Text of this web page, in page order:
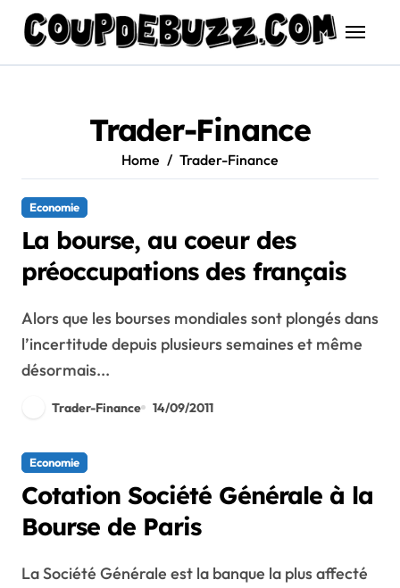
content
Trader-Finance
Home Trader-Finance
Economie
La bourse, au coeur des
préoccupations des français
Alors que les bourses mondiales sont plongés dans
l’incertitude depuis plusieurs semaines et même
désormais...
Trader-Finance 14/09/2011
Economie
Cotation Société Générale à la
Bourse de Paris
La Société Générale est la banque la plus affecté